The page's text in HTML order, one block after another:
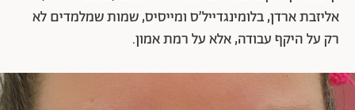
אליזבת ארדן, בלומינגדייל’ס ומייסיס, שמות שמלמדים לא
רק על היקף עבודה, אלא על רמת אמון.